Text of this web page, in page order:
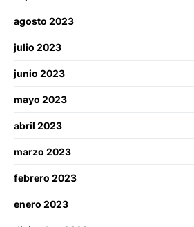
agosto 2023
julio 2023
junio 2023
mayo 2023
abril 2023
marzo 2023
febrero 2023
enero 2023